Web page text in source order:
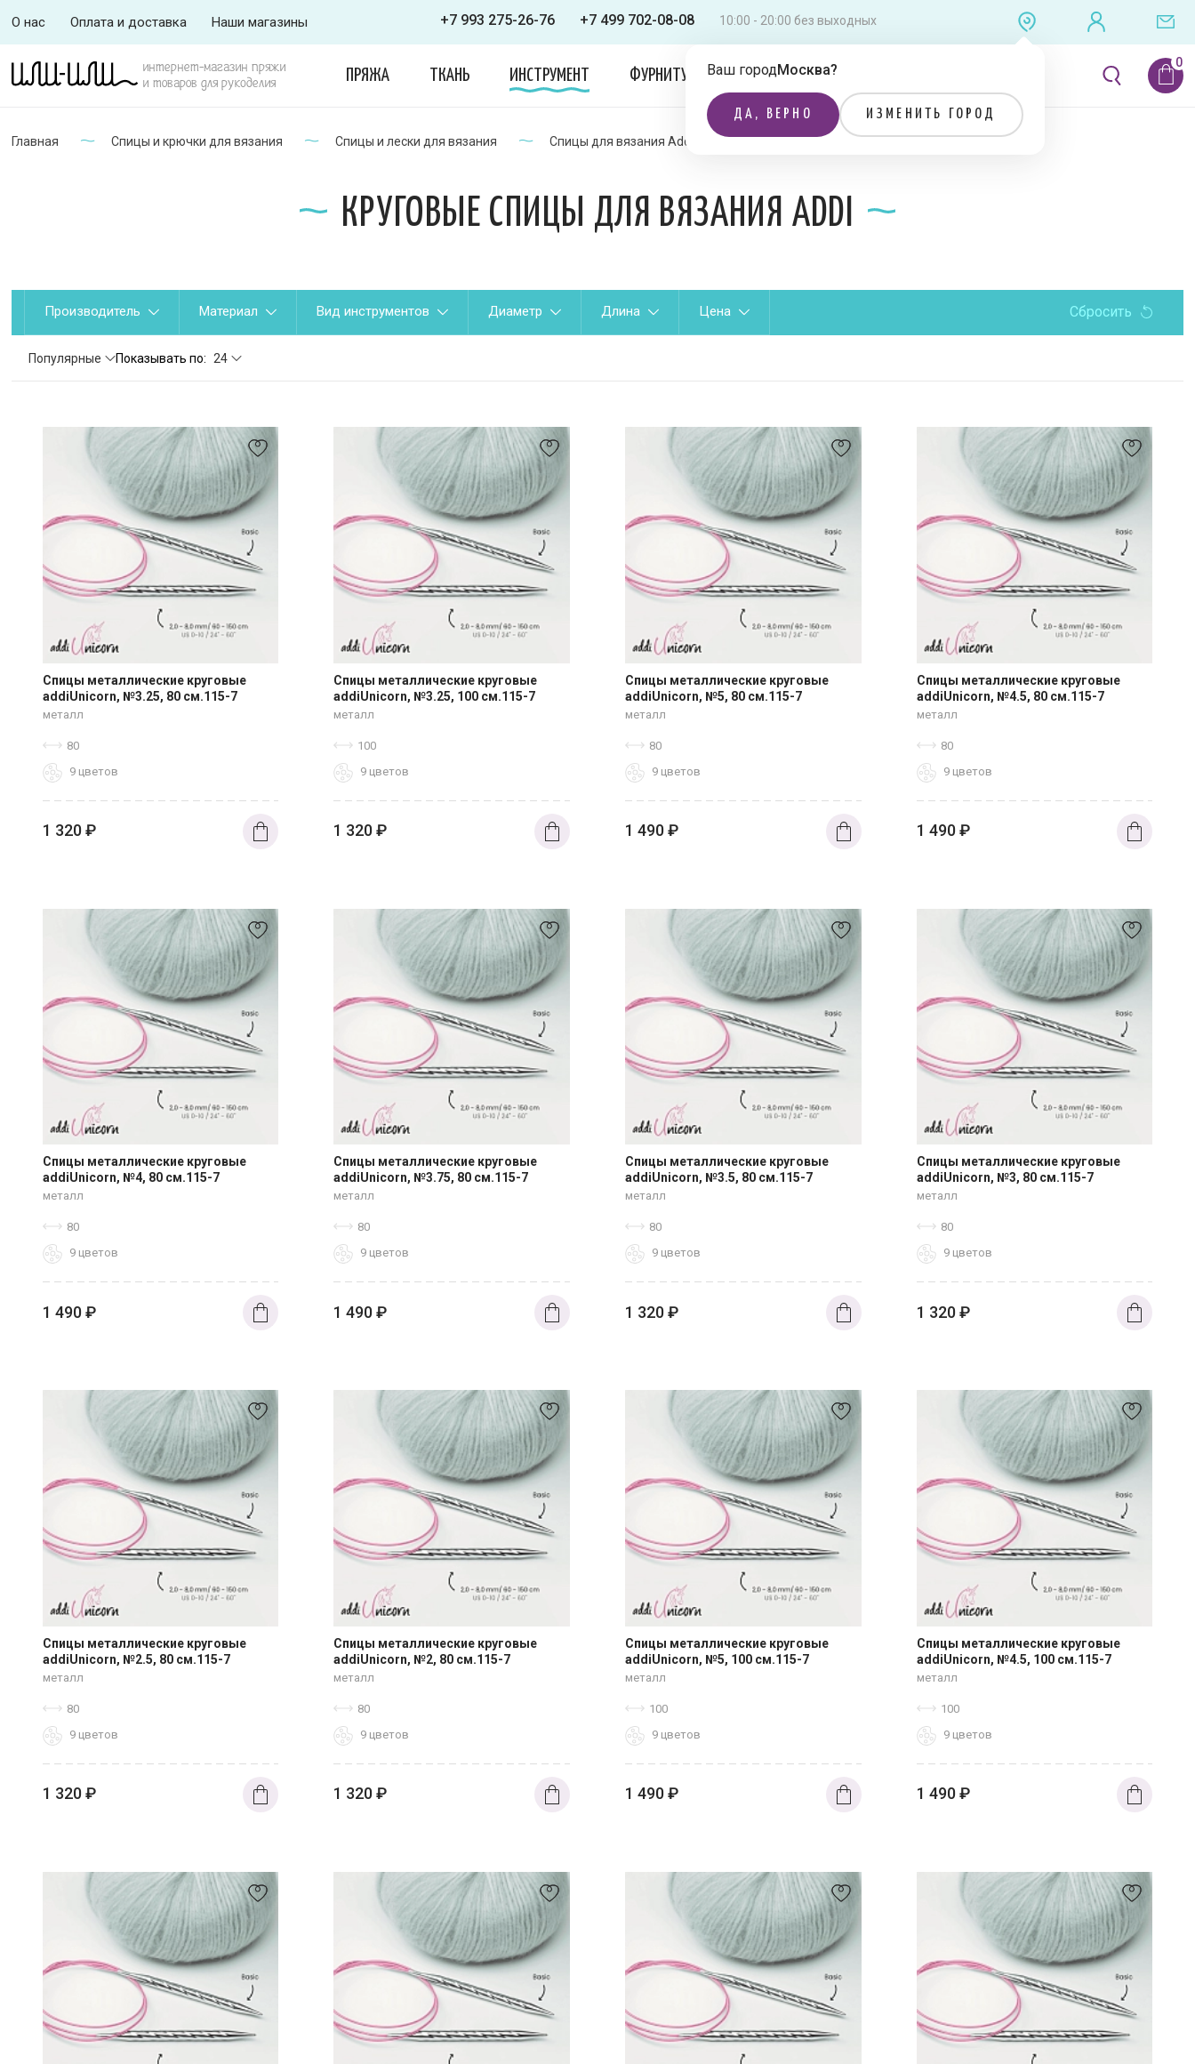
О нас Оплата и доставка Наши магазины +7 993 275-26-76 +7 499 702-08-08 10:00 - 20:00 без выходных
Ваш городМосква?
ДА, ВЕРНО ИЗМЕНИТЬ ГОРОД
интернет-магазин пряжи
и товаров для рукоделия
ПРЯЖА ТКАНЬ ИНСТРУМЕНТ ФУРНИТУРА ОДЕЖДА ЛИТЕРАТУРА
Главная Спицы и крючки для вязания Спицы и лески для вязания Спицы для вязания Addi Круговые спицы для вязания Addi
КРУГОВЫЕ СПИЦЫ ДЛЯ ВЯЗАНИЯ ADDI
Производитель Материал Вид инструментов Диаметр Длина Цена Сбросить
Популярные Показывать по: 24
Спицы металлические круговые
addiUnicorn, №3.25, 80 см.115-7
металл
80
9 цветов
1 320 ₽
Спицы металлические круговые
addiUnicorn, №3.25, 100 см.115-7
металл
100
9 цветов
1 320 ₽
Спицы металлические круговые
addiUnicorn, №5, 80 см.115-7
металл
80
9 цветов
1 490₽
Спицы металлические круговые
addiUnicorn, №4.5, 80 см.115-7
металл
80
9 цветов
1 490 ₽
Спицы металлические круговые
addiUnicorn, №4, 80 см.115-7
металл
80
9 цветов
1 490 ₽
Спицы металлические круговые
addiUnicorn, №3.75, 80 см.115-7
металл
80
9 цветов
1 490 ₽
Спицы металлические круговые
addiUnicorn, №3.5, 80 см.115-7
металл
80
9 цветов
1 320₽
Спицы металлические круговые
addiUnicorn, №3, 80 см.115-7
металл
80
9 цветов
1 320 ₽
Спицы металлические круговые
addiUnicorn, №2.5, 80 см.115-7
металл
80
9 цветов
1 320 ₽
Спицы металлические круговые
addiUnicorn, №2, 80 см.115-7
металл
80
9 цветов
1 320 ₽
Спицы металлические круговые
addiUnicorn, №5, 100 см.115-7
металл
100
9 цветов
1 490₽
Спицы металлические круговые
addiUnicorn, №4.5, 100 см.115-7
металл
100
9 цветов
1 490 ₽